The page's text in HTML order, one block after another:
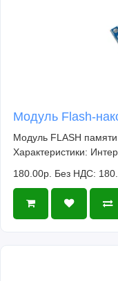
Модуль Flash-
Модуль FLASH
Характеристики:
180.00р. Без НДС: